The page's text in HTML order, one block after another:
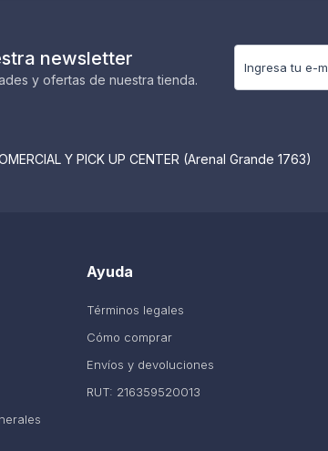
newsletter
y ofertas de nuestra tienda.
Y PICK UP CENTER (Arenal Grande 1763)
Ayuda
Términos legales
Cómo comprar
Envíos y devoluciones
RUT: 216359520013